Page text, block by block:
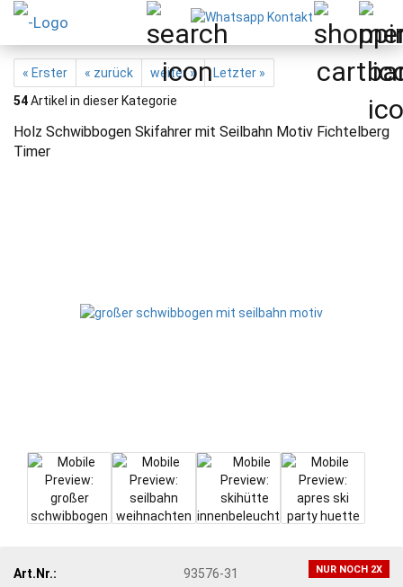
« Erster « zurück weiter »
Letzter »
54Artikel in dieser Kategorie
Holz Schwibbogen Skifahrer mit Seilbahn Motiv Fichtelberg
Timer
NUR NOCH 2X
Art.Nr.:
93576-31